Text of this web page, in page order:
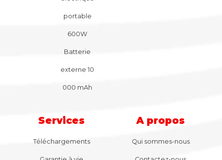
portable
600W
Batterie
externe 10
000 mAh
Services
Téléchargements
A propos
Qui sommes-nous